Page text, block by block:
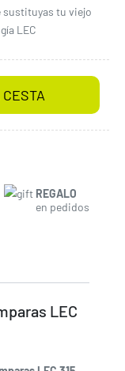
sustituyas tu viejo
LEC
REGALO
en pedidos
LEC